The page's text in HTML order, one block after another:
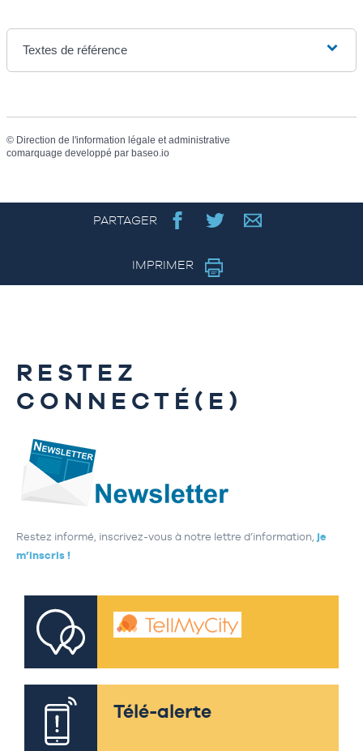
Textes de référence
© Direction de l'information légale et administrative
comarquage developpé par baseo.io
PARTAGER
IMPRIMER
RESTEZ
CONNECTÉ(E)
Restez informé, inscrivez-vous à notre lettre d’information, je
m’inscris !
Télé-alerte